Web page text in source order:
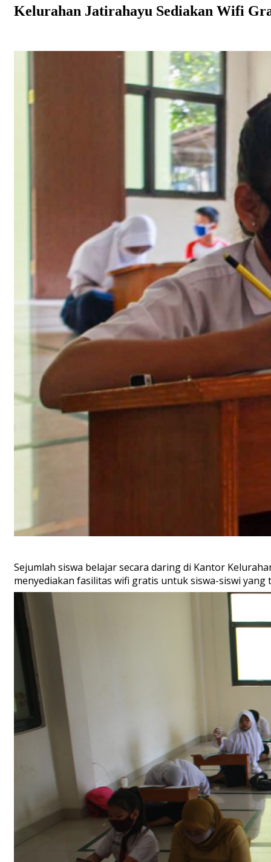
Kelurahan Jatirahayu Sediakan Wifi
Sejumlah siswa belajar secara daring di Kantor
menyediakan fasilitas wifi gratis untuk siswa-siswi yang